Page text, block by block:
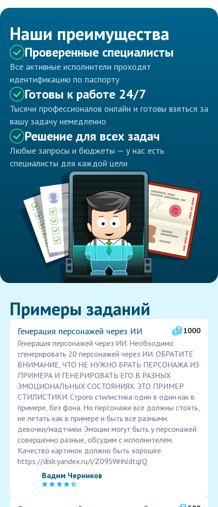
Наши преимущества
Проверенные специалисты
Все активные исполнители проходят
идентификацию по паспорту
Готовы к работе 24/7
Тысячи профессионалов онлайн и готовы взяться за
вашу задачу немедленно
Решение для всех задач
Любые запросы и бюджеты — у нас есть
специалисты для каждой цели
Примеры заданий
Генерация персонажей через ИИ
1000
Генерация персонажей через ИИ. Необходимо
сгенерировать 20 персонажей через ИИ. ОБРАТИТЕ
ВНИМАНИЕ, ЧТО НЕ НУЖНО БРАТЬ ПЕРСОНАЖА ИЗ
ПРИМЕРА И ГЕНЕРИРОВАТЬ ЕГО В РАЗНЫХ
ЭМОЦИОНАЛЬНЫХ СОСТОЯНИЯХ. ЭТО ПРИМЕР
СТИЛИСТИКИ. Строго стилистика один в один как в
примере, без фона. Но персонажи все должны стоять,
не летать как в примере и быть все разными.
девочки/мадтчики. Эмоции могут быть у персонажей
совершенно разные, обсудим с исполнителем.
Качество картинок должно быть хорошее.
https://disk.yandex.ru/i/Z09SWrihJdtqJQ
Вадим Черников